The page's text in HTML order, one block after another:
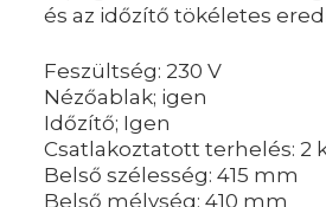
és az időzítő tökéletes
Feszültség: 230 V
Nézőablak; igen
Időzítő; Igen
Csatlakoztatott terhelés: 2
Belső szélesség: 415 mm
Belső mélység: 410 mm